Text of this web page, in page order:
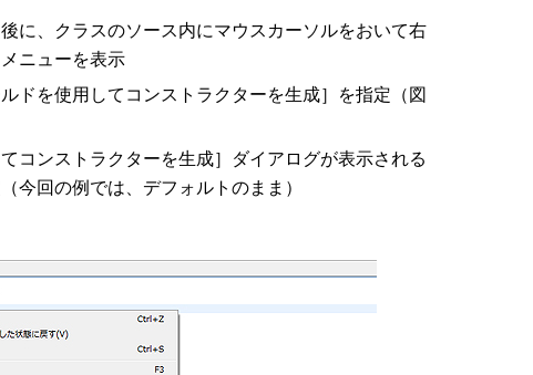
に、クラスのソース内にマウスカーソルをおいて右
ニューを表示
ドを使用してコンストラクターを生成］を指定（図
コンストラクターを生成］ダイアログが表示される
今回の例では、デフォルトのまま）